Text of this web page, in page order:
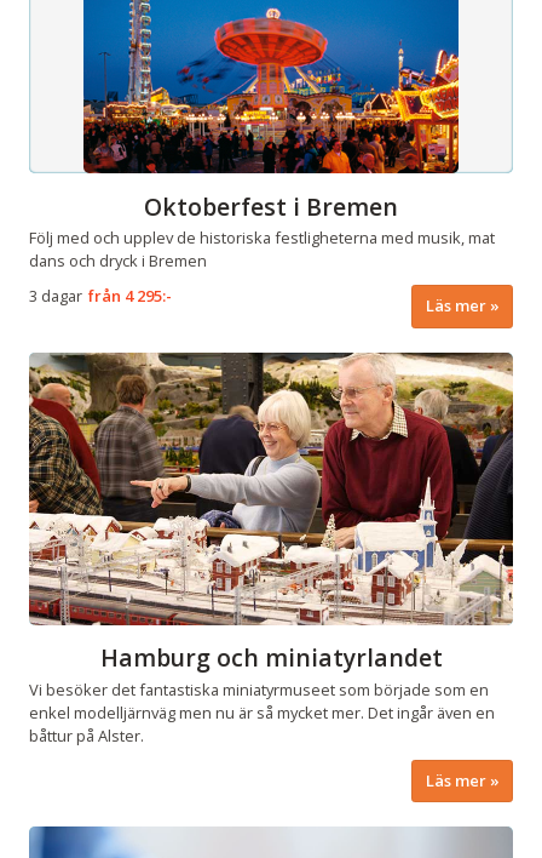
Oktoberfest i Bremen
Följ med och upplev de historiska festligheterna med musik, mat
dans och dryck i Bremen
3 dagar från 4 295:- Läs mer
Hamburg och miniatyrlandet
Vi besöker det fantastiska miniatyrmuseet som började som en
enkel modelljärnväg men nu är så mycket mer. Det ingår även en
båttur på Alster.
Läs mer